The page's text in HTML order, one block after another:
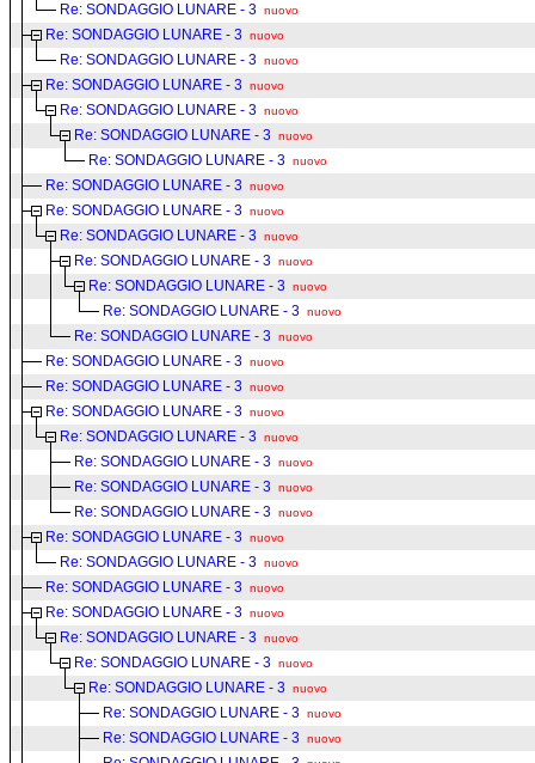
Re: SONDAGGIO LUNARE - 3 nuovo
Re: SONDAGGIO LUNARE - 3 nuovo
Re: SONDAGGIO LUNARE - 3 nuovo
Re: SONDAGGIO LUNARE - 3 nuovo
Re: SONDAGGIO LUNARE - 3 nuovo
Re: SONDAGGIO LUNARE - 3 nuovo
Re: SONDAGGIO LUNARE - 3 nuovo
Re: SONDAGGIO LUNARE - 3 nuovo
Re: SONDAGGIO LUNARE - 3 nuovo
Re: SONDAGGIO LUNARE - 3 nuovo
Re: SONDAGGIO LUNARE - 3 nuovo
Re: SONDAGGIO LUNARE - 3 nuovo
Re: SONDAGGIO LUNARE - 3 nuovo
Re: SONDAGGIO LUNARE - 3 nuovo
Re: SONDAGGIO LUNARE - 3 nuovo
Re: SONDAGGIO LUNARE - 3 nuovo
Re: SONDAGGIO LUNARE - 3 nuovo
Re: SONDAGGIO LUNARE - 3 nuovo
Re: SONDAGGIO LUNARE - 3 nuovo
Re: SONDAGGIO LUNARE - 3 nuovo
Re: SONDAGGIO LUNARE - 3 nuovo
Re: SONDAGGIO LUNARE - 3 nuovo
Re: SONDAGGIO LUNARE - 3 nuovo
Re: SONDAGGIO LUNARE - 3 nuovo
Re: SONDAGGIO LUNARE - 3 nuovo
Re: SONDAGGIO LUNARE - 3 nuovo
Re: SONDAGGIO LUNARE - 3 nuovo
Re: SONDAGGIO LUNARE - 3 nuovo
Re: SONDAGGIO LUNARE - 3 nuovo
Re: SONDAGGIO LUNARE - 3 nuovo